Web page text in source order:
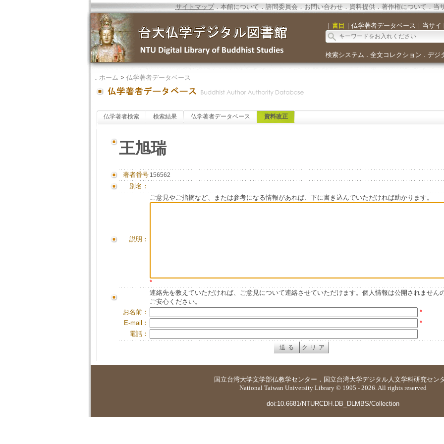
サイトマップ．本館について．諮問委員会． お問い合わせ． 資料提供．著作権について．当
｜ 書目 ｜ 仏学著者データベース ｜ 当サイ
検索システム ． 全文コレクション ． デジ
． ホーム > 仏学著者データベース
仏学著者検索 検索結果 仏学著者データベース 資料改正
王旭瑞
著者番号 156562
別名：
説明：
ご意見やご指摘など、または参考になる情報があれば、下に書き込んでいただければ助かります。
*
連絡先を教えていただければ、ご意見について連絡させていただけます。個人情報は公開されません
ご安心ください。
お名前：
*
E-mail：
*
電話：
国立台湾大学文学部仏教学センター ． 国立台湾大学デジタル人文学科研究セン
National Taiwan University Library © 1995 - 2026. All rights reserved
doi:10.6681/NTURCDH.DB_DLMBS/Collection